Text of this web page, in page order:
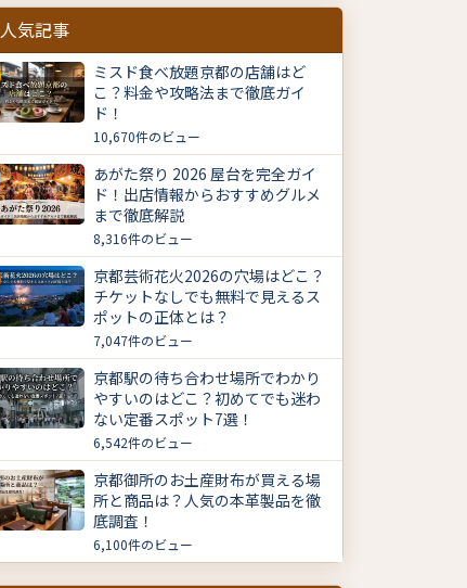
人気記事
ミスド食べ放題京都の店舗はど
こ？料金や攻略法まで徹底ガイ
ド！
10,670件のビュー
あがた祭り 2026 屋台を完全ガイ
ド！出店情報からおすすめグルメ
まで徹底解説
8,316件のビュー
京都芸術花火2026の穴場はどこ？
チケットなしでも無料で見えるス
ポットの正体とは？
7,047件のビュー
京都駅の待ち合わせ場所でわかり
やすいのはどこ？初めてでも迷わ
ない定番スポット7選！
6,542件のビュー
京都御所のお土産財布が買える場
所と商品は？人気の本革製品を徹
底調査！
6,100件のビュー